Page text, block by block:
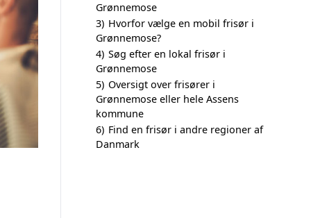
Grønnemose
3) Hvorfor vælge en mobil frisør i
Grønnemose?
4) Søg efter en lokal frisør i
Grønnemose
5) Oversigt over frisører i
Grønnemose eller hele Assens
kommune
6) Find en frisør i andre regioner af
Danmark